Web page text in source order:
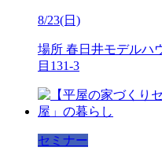
8/23(日)
場所 春日井モデルハ
目131-3
セミナー